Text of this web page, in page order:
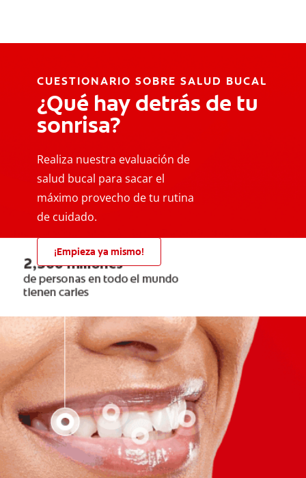
CUESTIONARIO SOBRE SALUD BUCAL
¿Qué hay detrás de tu
sonrisa?
Realiza nuestra evaluación de
salud bucal para sacar el
máximo provecho de tu rutina
de cuidado.
¡Empieza ya mismo!